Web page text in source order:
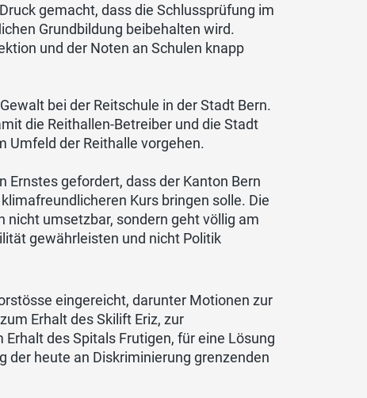
gemacht, dass die Schlussprüfung im
Grundbildung beibehalten wird.
und der Noten an Schulen knapp
bei der Reitschule in der Stadt Bern.
die Reithallen-Betreiber und die Stadt
Umfeld der Reithalle vorgehen.
Ernstes gefordert, dass der Kanton Bern
Kurs bringen solle. Die
umsetzbar, sondern geht völlig am
gewährleisten und nicht Politik
eingereicht, darunter Motionen zur
Erhalt des Skilift Eriz, zur
des Spitals Frutigen, für eine Lösung
der heute an Diskriminierung grenzenden